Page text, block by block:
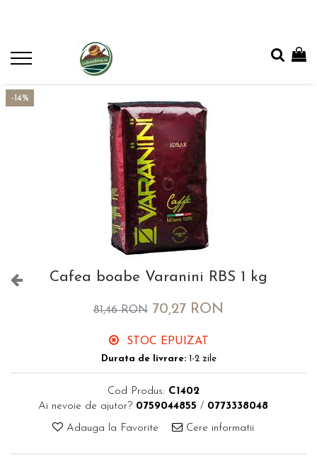
-14%
Cafea boabe Varanini RBS 1 kg
81,46 RON 70,27 RON
STOC EPUIZAT
Durata de livrare:1-2 zile
Cod Produs: C1402
Ai nevoie de ajutor? 0759044855 / 0773338048
Adauga la Favorite Cere informatii